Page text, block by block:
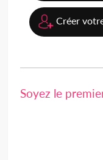
Créer
Soyez le